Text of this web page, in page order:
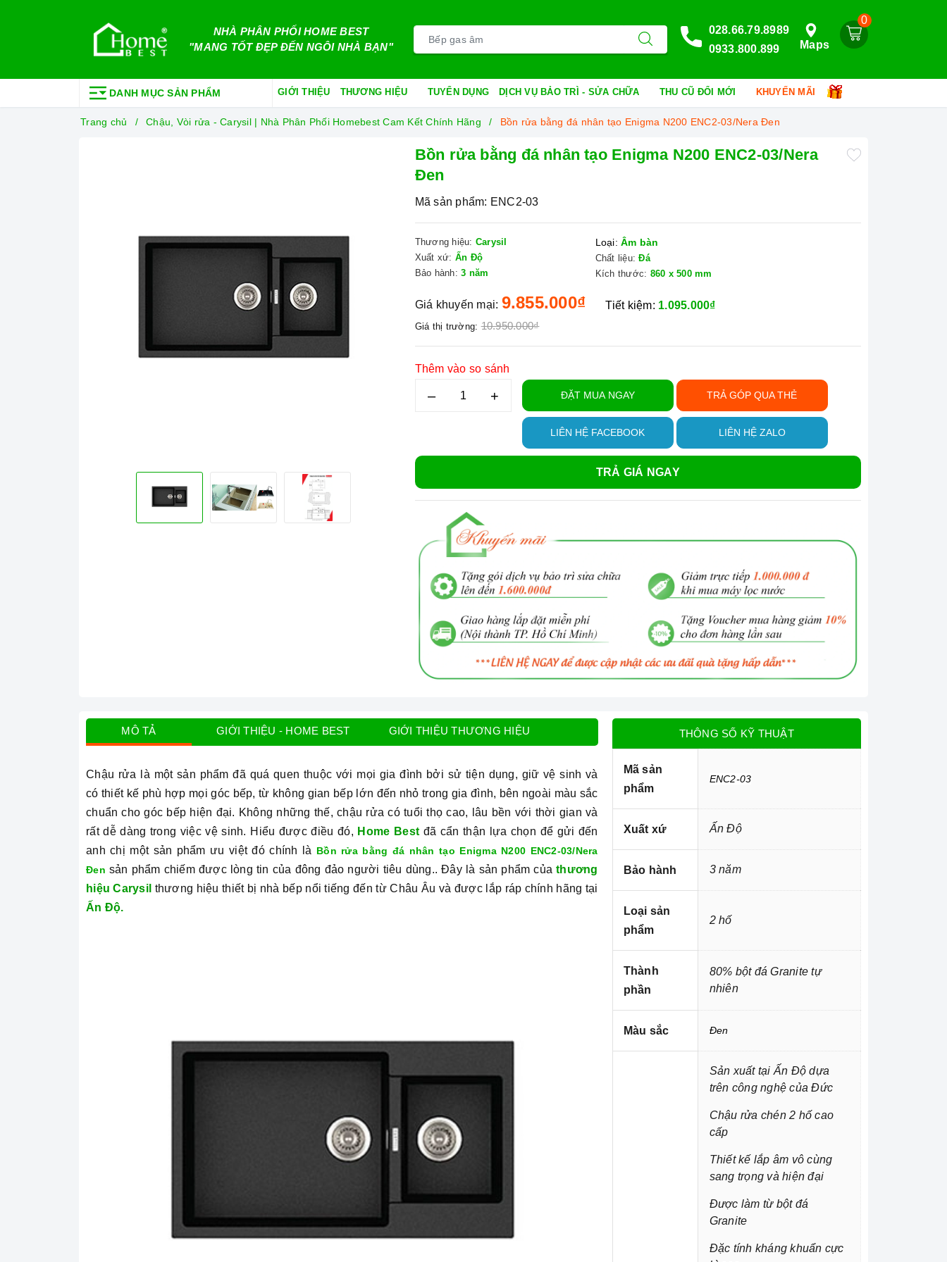
NHÀ PHÂN PHỐI HOME BEST
"MANG TỐT ĐẸP ĐẾN NGÔI NHÀ BẠN"
0
Maps
028.66.79.8989
0933.800.899
DANH MỤC SẢN PHẨM GIỚI THIỆU THƯƠNG HIỆU TUYỂN DỤNG DỊCH VỤ BẢO TRÌ - SỬA CHỮA THU CŨ ĐỔI MỚI KHUYẾN MÃI
Trang chủ Chậu, Vòi rửa - Carysil | Nhà Phân Phối Homebest Cam Kết Chính Hãng Bồn rửa bằng đá nhân tạo Enigma N200 ENC2-03/Nera Đen
Bồn rửa bằng đá nhân tạo Enigma N200 ENC2-03/Nera
Đen
Mã sản phẩm: ENC2-03
Thương hiệu: Carysil
Xuất xứ: Ấn Độ
Bảo hành: 3 năm
Loại: Âm bàn
Chất liệu: Đá
Kích thước: 860 x 500 mm
Giá khuyến mại: 9.855.000₫
Giá thị trường: 10.950.000₫
Tiết kiệm: 1.095.000₫
Thêm vào so sánh
– + ĐẶT MUA NGAY TRẢ GÓP QUA THẺ
LIÊN HỆ FACEBOOK LIÊN HỆ ZALO
TRẢ GIÁ NGAY
MÔ TẢ GIỚI THIỆU - HOME BEST GIỚI THIỆU THƯƠNG HIỆU
Chậu rửa là một sản phẩm đã quá quen thuộc với mọi gia đình bởi sử tiện dụng, giữ vệ sinh và
có thiết kế phù hợp mọi góc bếp, từ không gian bếp lớn đến nhỏ trong gia đình, bên ngoài màu sắc
chuẩn cho góc bếp hiện đại. Không những thế, chậu rửa có tuổi thọ cao, lâu bền với thời gian và
rất dễ dàng trong việc vệ sinh. Hiểu được điều đó, Home Best đã cẩn thận lựa chọn để gửi đến
anh chị một sản phẩm ưu việt đó chính là Bồn rửa bằng đá nhân tạo Enigma N200 ENC2-03/Nera
Đen sản phẩm chiếm được lòng tin của đông đảo người tiêu dùng.. Đây là sản phẩm củathương
hiệu Carysil thương hiệu thiết bị nhà bếp nổi tiếng đến từ Châu Âu và được lắp ráp chính hãng tại
Ấn Độ.
THÔNG SỐ KỸ THUẬT
Mã sản
phẩm
ENC2-03
Xuất xứ Ấn Độ
Bảo hành 3 năm
Loại sản
phẩm
2 hố
Thành
phần
80% bột đá Granite tự
nhiên
Màu sắc Đen
Sản xuất tại Ấn Độ dựa
trên công nghệ của Đức
Chậu rửa chén 2 hố cao
cấp
Thiết kế lắp âm vô cùng
sang trọng và hiện đại
Được làm từ bột đá
Granite
Đặc tính kháng khuẩn cực